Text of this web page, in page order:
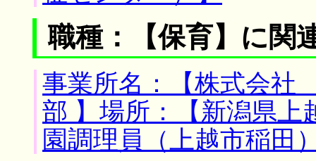
職種：【保育】に関
事業所名：【株式会
部 】場所：【新潟県上
園調理員（上越市稲田